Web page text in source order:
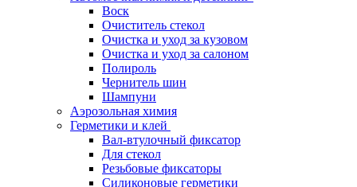
Воск
Очиститель стекол
Очистка и уход за кузовом
Очистка и уход за салоном
Полироль
Чернитель шин
Шампуни
Аэрозольная химия
Герметики и клей
Вал-втулочный фиксатор
Для стекол
Резьбовые фиксаторы
Силиконовые герметики